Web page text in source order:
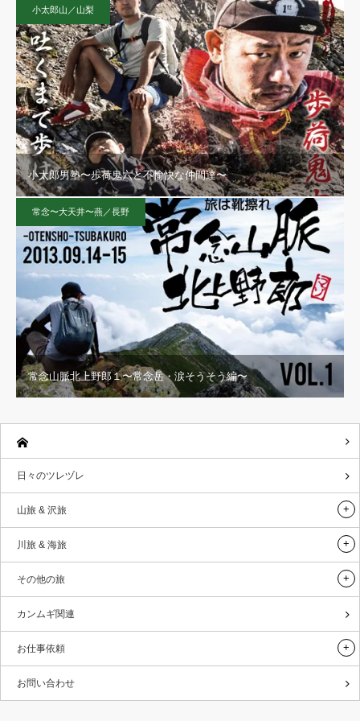
小太郎山／山梨
小太郎男塾〜歩荷鬼六と不愉快な仲間達〜
常念〜大天井〜燕／長野
常念山脈北上野郎１〜常念岳・涙そうそう編〜
日々のツレヅレ
山旅 & 沢旅
川旅 & 海旅
その他の旅
カンムギ関連
お仕事依頼
お問い合わせ